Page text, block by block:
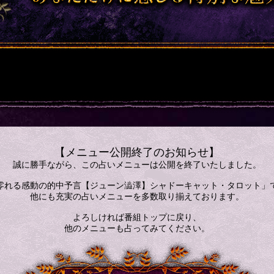
【メニュー公開終了のお知らせ】
誠に勝手ながら、この占いメニューは公開を終了いたしました。
れる感動の的中予言【ジューン澁澤】シャドーキャット・タロット」
他にも充実の占いメニューを多数取り揃えております。
よろしければ番組トップに戻り、
他のメニューも占ってみてください。